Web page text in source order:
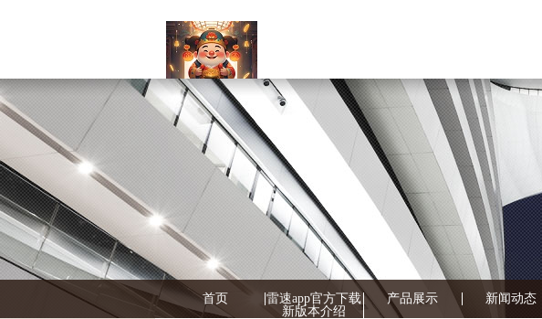
首页
雷速app官方下载
新版本介绍
产品展示 新闻动态